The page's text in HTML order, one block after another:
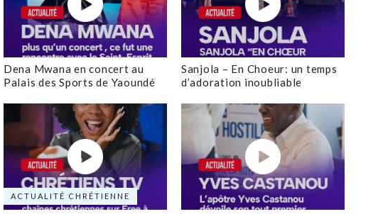
Dena Mwana en concert au
Palais des Sports de Yaoundé
Sanjola – En Choeur: un temps
d’adoration inoubliable
ACTUALITÉ CHRÉTIENNE